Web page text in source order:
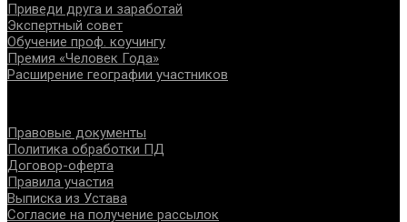
Приведи друга и заработай
Экспертный совет
Обучение проф. коучингу
Премия «Человек Года»
Расширение географии участников
Правовые документы
Политика обработки ПД
Договор-оферта
Правила участия
Выписка из Устава
Согласие на получение рассылок